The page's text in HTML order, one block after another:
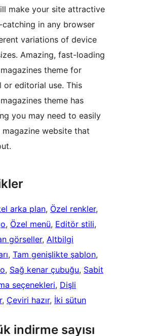
make your site attractive
catching in any browser
variations of device
Amazing, fast-loading
theme for
or editorial use. This
theme has
you may need to easily
magazine website that
arka plan, Özel renkler
, Özel menü, Editör stili
görseller, Altbilgi
, Tam genişlikte şablon
, Sağ kenar çubuğu, Sabit
seçenekleri, Dişli
, Çeviri hazır, İki sütun
indirme sayısı